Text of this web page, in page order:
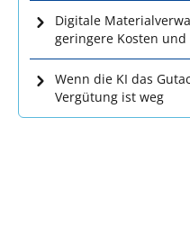
Digitale
geringere Kosten
Wenn die KI das
Vergütung ist weg